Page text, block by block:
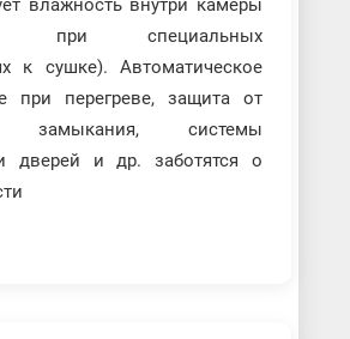
влажность внутри камеры
при специальных
к сушке). Автоматическое
при перегреве, защита от
замыкания, системы
дверей и др. заботятся о